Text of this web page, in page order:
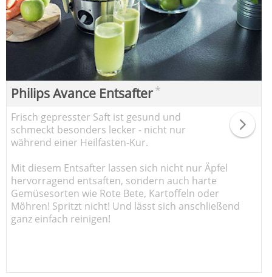
Philips Avance Entsafter*
Frisch gepresster Saft ist gesund und
schmeckt besonders lecker - nicht nur
während einer Heilfasten-Kur.
Mit diesem Entsafter lassen sich nicht nur Äpfel
hervorragend entsaften, sondern auch harte
Gemüsesorten wie Rote Bete, Kartoffeln oder
Möhren! Spritzt nicht! Und lässt sich anschließend
ganz einfach reinigen!